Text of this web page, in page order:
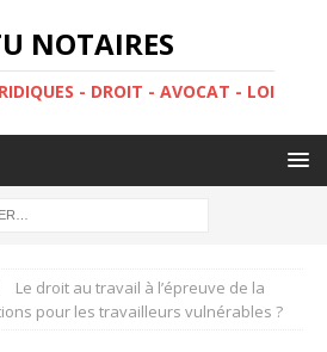
NOTAIRES
- DROIT - AVOCAT - LOI
Le droit au travail à l’épreuve de la
pour les travailleurs vulnérables ?